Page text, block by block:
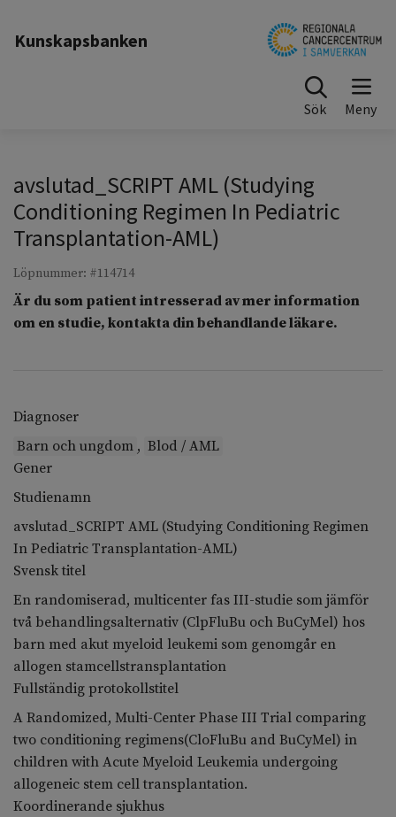
Kunskapsbanken
Sök
avslutad_SCRIPT AML (Studying
Conditioning Regimen In Pediatric
Transplantation-AML)
Löpnummer: #114714
Är du som patient intresserad av mer information
om en studie, kontakta din behandlande läkare.
Diagnoser
Barn och ungdom , Blod / AML
Gener
Studienamn
avslutad_SCRIPT AML (Studying Conditioning Regimen
In Pediatric Transplantation-AML)
Svensk titel
En randomiserad, multicenter fas III-studie som jämför
två behandlingsalternativ (ClpFluBu och BuCyMel) hos
barn med akut myeloid leukemi som genomgår en
allogen stamcellstransplantation
Fullständig protokollstitel
A Randomized, Multi-Center Phase III Trial comparing
two conditioning regimens(CloFluBu and BuCyMel) in
children with Acute Myeloid Leukemia undergoing
allogeneic stem cell transplantation.
Koordinerande sjukhus